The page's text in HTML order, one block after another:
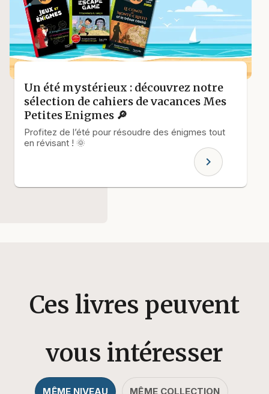
Un été mystérieux : découvrez notre
sélection de cahiers de vacances Mes
Petites Enigmes 🔎
Profitez de l’été pour résoudre des énigmes tout
en révisant ! 🌞
chevron_right
Ces livres peuvent
vous intéresser
MÊME NIVEAU MÊME COLLECTION